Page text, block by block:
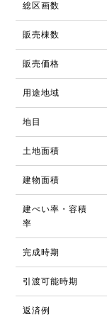
総区画数
販売棟数
販売価格
用途地域
地目
土地面積
建物面積
建ぺい率・容積
率
完成時期
引渡可能時期
返済例